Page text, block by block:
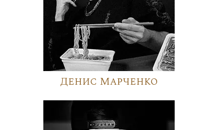
Денис Марченко